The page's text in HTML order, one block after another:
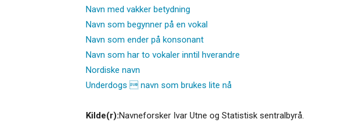
Navn med vakker betydning
Navn som begynner på en vokal
Navn som ender på konsonant
Navn som har to vokaler inntil hverandre
Nordiske navn
Underdogs  navn som brukes lite nå
Kilde(r):Navneforsker Ivar Utne og Statistisk sentralbyrå.